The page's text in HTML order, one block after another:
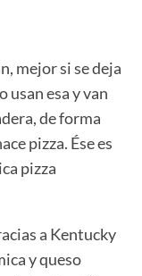
mejor si se deja
usan esa y van
de forma
pizza. Ése es
pizza
a Kentucky
y queso